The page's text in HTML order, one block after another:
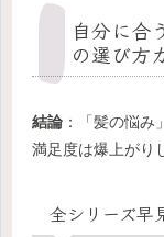
自分に合
の選び方
結論 ：「髪の悩
満足度は爆上がり
全シリーズ早